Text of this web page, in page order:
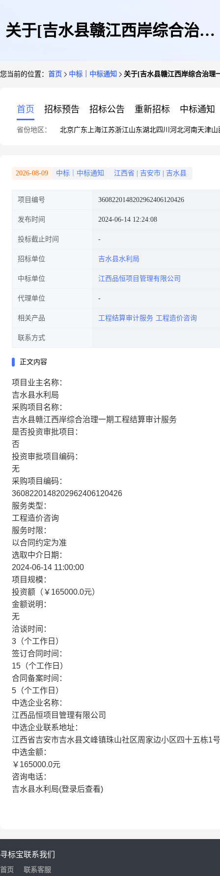
关于[吉水县赣江西岸综合治理
您当前的位置： 首页 中标｜中标通知 关于[吉水县赣江西岸综合治理
首页 招标预告 招标公告 重新招标 中标通知
省份地区： 北京广东 上海江苏浙江山东湖北四川 河北河南天津山
2026-08-09 中标｜中标通知 江西省 吉安市 吉水县
项目编号 3608220148202962406120426
发布时间 2024-06-14 12:24:08
投标截止时间
招标单位 吉水县水利局
中标单位 江西品恒项目管理有限公司
代理单位
相关产品 工程结算审计服务 工程造价咨询
联系方式
正文内容
项目业主名称：
吉水县水利局
采购项目名称：
吉水县赣江西岸综合治理一期工程结算审计服务
是否投资审批项目：
否
投资审批项目编码：
无
采购项目编码：
3608220148202962406120426
服务类型：
工程造价咨询
服务时限：
以合同约定为准
选取中介日期：
2024-06-14 11:00:00
项目规模：
投资额（￥165000.0元）
金额说明：
无
洽谈时间：
3（个工作日）
签订合同时间：
15（个工作日）
合同备案时间：
5（个工作日）
中选企业名称：
江西品恒项目管理有限公司
中选企业联系地址：
江西省吉安市吉水县文峰镇珠山社区周家边小区四十五栋1号
中选金额：
￥165000.0元
咨询电话：
吉水县水利局(登录后查看)
寻标宝
首页
联系我们
联系客服